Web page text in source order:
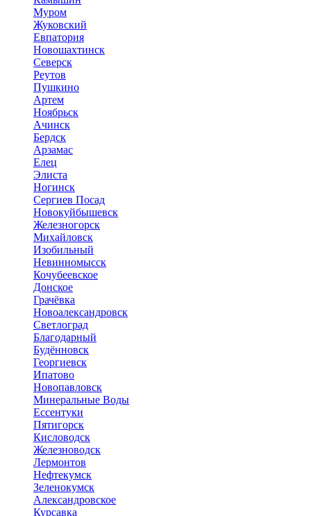
Муром
Жуковский
Евпатория
Новошахтинск
Северск
Реутов
Пушкино
Артем
Ноябрьск
Ачинск
Бердск
Арзамас
Елец
Элиста
Ногинск
Сергиев Посад
Новокуйбышевск
Железногорск
Михайловск
Изобильный
Невинномысск
Кочубеевское
Донское
Грачёвка
Новоалександровск
Светлоград
Благодарный
Будённовск
Георгиевск
Ипатово
Новопавловск
Минеральные Воды
Ессентуки
Пятигорск
Кисловодск
Железноводск
Лермонтов
Нефтекумск
Зеленокумск
Александровское
Курсавка